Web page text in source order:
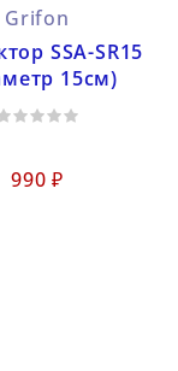
Grifon
SSA-SR15
15см)
990 ₽